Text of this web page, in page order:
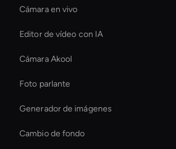
Cámara en vivo
Editor de vídeo con IA
Cámara Akool
Foto parlante
Generador de imágenes
Cambio de fondo